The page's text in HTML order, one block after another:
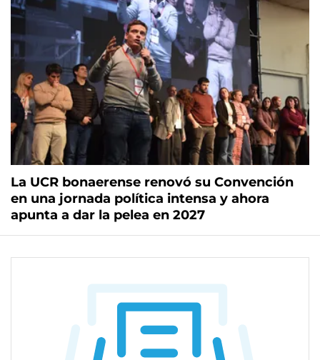
La UCR bonaerense renovó su Convención
en una jornada política intensa y ahora
apunta a dar la pelea en 2027